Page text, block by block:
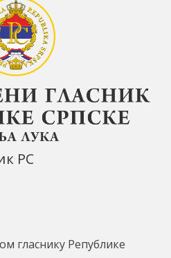
РС
гласнику Републике